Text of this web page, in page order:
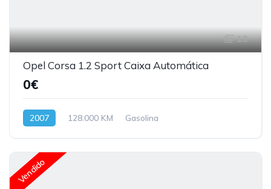
10
Opel Corsa 1.2 Sport Caixa Automática
0€
2007 128.000 KM Gasolina
Vendido